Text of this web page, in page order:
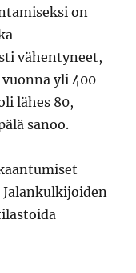
on
vähentyneet,
yli 400
lähes 80,
sanoo.